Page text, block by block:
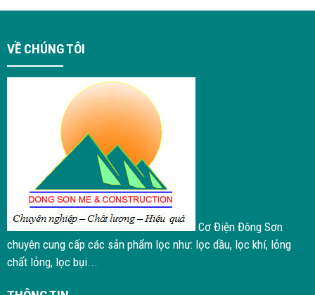
VỀ CHÚNG TÔI
Cơ Điện Đông Sơn
chuyên cung cấp các sản phẩm lọc như: lọc dầu, lọc khí, lỏng
chất lỏng, lọc bụi...